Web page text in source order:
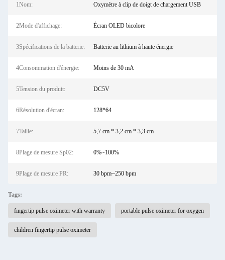
1Nom: Oxymètre à clip de doigt de chargement USB
2Mode d'affichage: Écran OLED bicolore
3Spécifications de la batterie: Batterie au lithium à haute énergie
4Consommation d'énergie: Moins de 30 mA
5Tension du produit: DC5V
6Résolution d'écran: 128*64
7Taille: 5,7 cm * 3,2 cm * 3,3 cm
8Plage de mesure Sp02: 0%~100%
9Plage de mesure PR: 30 bpm~250 bpm
Tags:
fingertip pulse oximeter with warranty portable pulse oximeter for oxygen
children fingertip pulse oximeter